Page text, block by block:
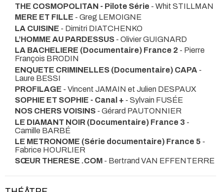
THE COSMOPOLITAN - Pilote Série - Whit STILLMAN
MERE ET FILLE - Greg LEMOIGNE
LA CUISINE - Dimitri DIATCHENKO
L’HOMME AU PARDESSUS - Olivier GUIGNARD
LA BACHELIERE (Documentaire) France 2 - Pierre
François BRODIN
ENQUETE CRIMINELLES (Documentaire) CAPA -
Laure BESSI
PROFILAGE - Vincent JAMAIN et Julien DESPAUX
SOPHIE ET SOPHIE - Canal + - Sylvain FUSÉE
NOS CHERS VOISINS - Gérard PAUTONNIER
LE DIAMANT NOIR (Documentaire) France 3 -
Camille BARBÉ
LE METRONOME (Série documentaire) France 5 -
Fabrice HOURLIER
SŒUR THERESE .COM - Bertrand VAN EFFENTERRE